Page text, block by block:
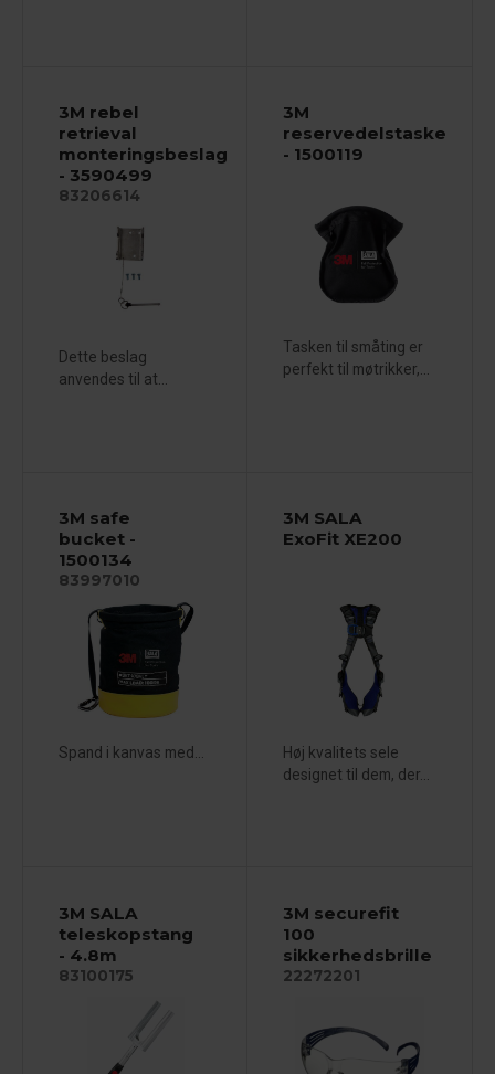
3M rebel
retrieval
monteringsbeslag
- 3590499
83206614
Dette beslag
anvendes til at...
3M
reservedelstaske
- 1500119
Tasken til småting er
perfekt til møtrikker,...
3M safe
bucket -
1500134
83997010
Spand i kanvas med...
3M SALA
ExoFit XE200
Høj kvalitets sele
designet til dem, der...
3M SALA
teleskopstang
- 4.8m
83100175
3M securefit
100
sikkerhedsbrille
22272201